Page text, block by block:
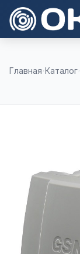
Главная Каталог